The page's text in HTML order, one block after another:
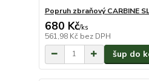
Popruh zbraňový CARBINE
680 Kč/ks
561,98 Kč bez DPH
šup do